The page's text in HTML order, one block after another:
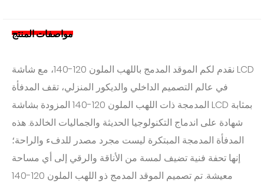
مواصفات المنتج
نقدم لكم الموقد المدمج باللهب الملون 120-140، مع شاشة LCD
في عالم التصميم الداخلي والديكور المنزلي، تقف المدفأة
المدمجة ذات اللهب الملون 120-140 المزودة بشاشة LCD بمثابة
شهادة على اندماج التكنولوجيا الحديثة والجماليات الخالدة. هذه
المدفأة المدمجة المبتكرة ليست مجرد مصدر للدفء والراحة؛
إنها تحفة فنية تضيف لمسة من الأناقة والرقي إلى أي مساحة
معيشة. تم تصميم الموقد المدمج ذو اللهب الملون 120-140